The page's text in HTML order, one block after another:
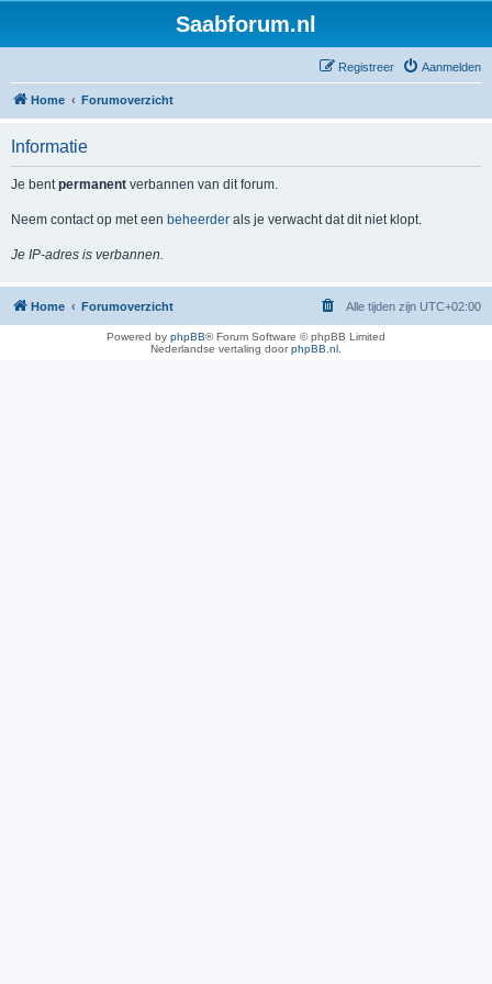
Saabforum.nl
Aanmelden
Registreer
Home Forumoverzicht
Informatie
Je bentpermanent verbannen van dit forum.
Neem contact op met een beheerder als je verwacht dat dit niet klopt.
Je IP-adres is verbannen.
Home Forumoverzicht Alle tijden zijn UTC+02:00
Powered by phpBB® Forum Software © phpBB Limited
Nederlandse vertaling doorphpBB.nl